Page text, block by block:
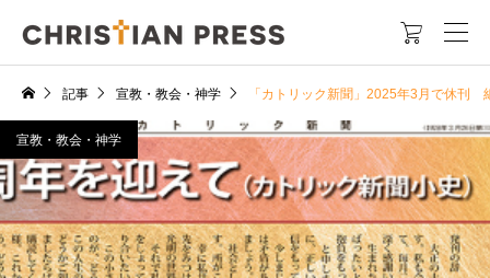

記事 宣教・教会・神学 「カトリック新聞」2025年3月で休刊
宣教・教会・神学